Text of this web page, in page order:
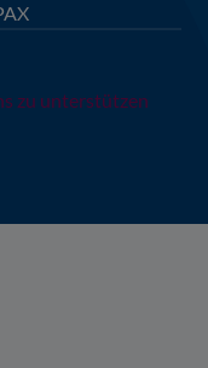
zu unterstützen